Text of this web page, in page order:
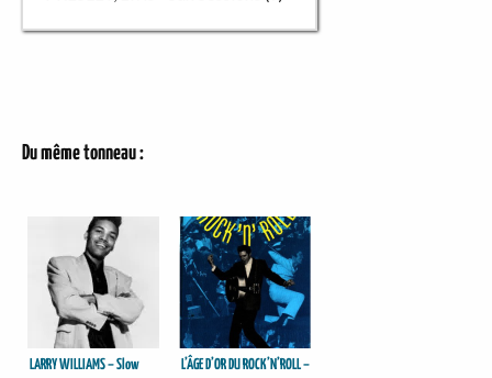
Du même tonneau :
LARRY WILLIAMS – Slow
L’ÂGE D’OR DU ROCK’N’ROLL –